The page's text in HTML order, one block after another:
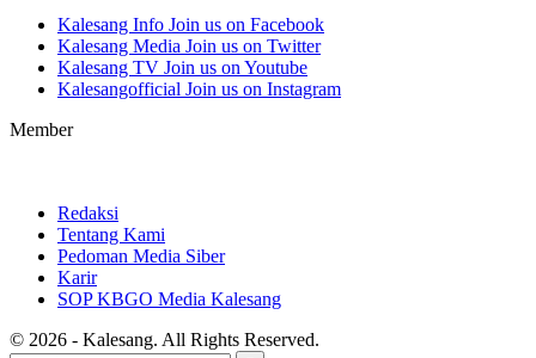
Kalesang Info Join us on Facebook
Kalesang Media Join us on Twitter
Kalesang TV Join us on Youtube
Kalesangofficial Join us on Instagram
Member
Redaksi
Tentang Kami
Pedoman Media Siber
Karir
SOP KBGO Media Kalesang
© 2026 - Kalesang. All Rights Reserved.